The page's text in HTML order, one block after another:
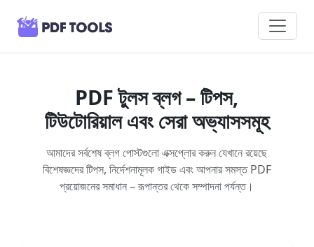
PDF টুলস ব্লগ – টিপস,
টিউটোরিয়াল এবং সেরা অভ্যাসসমূহ
আমাদের সর্বশেষ ব্লগ পোস্টগুলো এক্সপ্লোর করুন যেখানে রয়েছে
বিশেষজ্ঞদের টিপস, নির্দেশনামূলক গাইড এবং আপনার সমস্ত PDF
প্রয়োজনের সমাধান – রূপান্তর থেকে সম্পাদনা পর্যন্ত।